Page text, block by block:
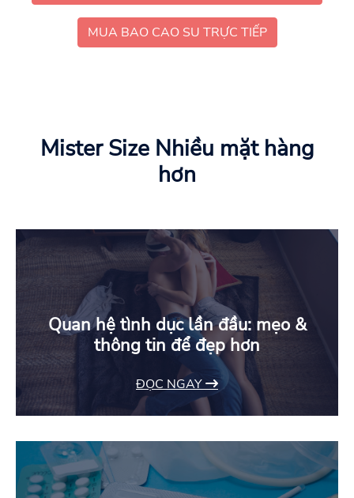
MUA BAO CAO SU TRỰC TIẾP
Mister Size Nhiều mặt hàng
hơn
Quan hệ tình dục lần đầu: mẹo &
thông tin để đẹp hơn
ĐỌC NGAY